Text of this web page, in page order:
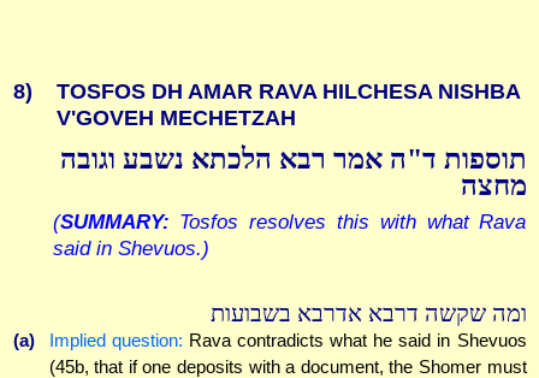
8)
TOSFOS DH AMAR RAVA HILCHESA NISHBA
V'GOVEH MECHETZAH
תוספות ד"ה אמר רבא הלכתא נשבע וגובה
מחצה
(SUMMARY: Tosfos resolves this with what Rava
said in Shevuos.)
ומה שקשה דרבא אדרבא בשבועות
(a) Implied question: Rava contradicts what he said in Shevuos
(45b, that if one deposits with a document, the Shomer must